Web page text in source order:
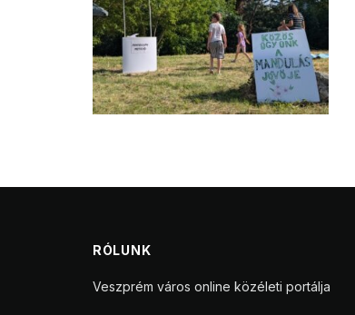
RÓLUNK
Veszprém város online közéleti portálja